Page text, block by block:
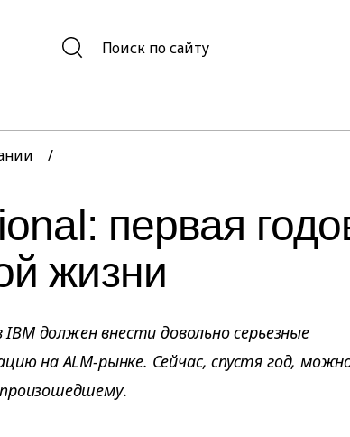
Поиск по сайту
/
первая
жизни
должен внести довольно серьезные
на ALM-рынке. Сейчас, спустя год,